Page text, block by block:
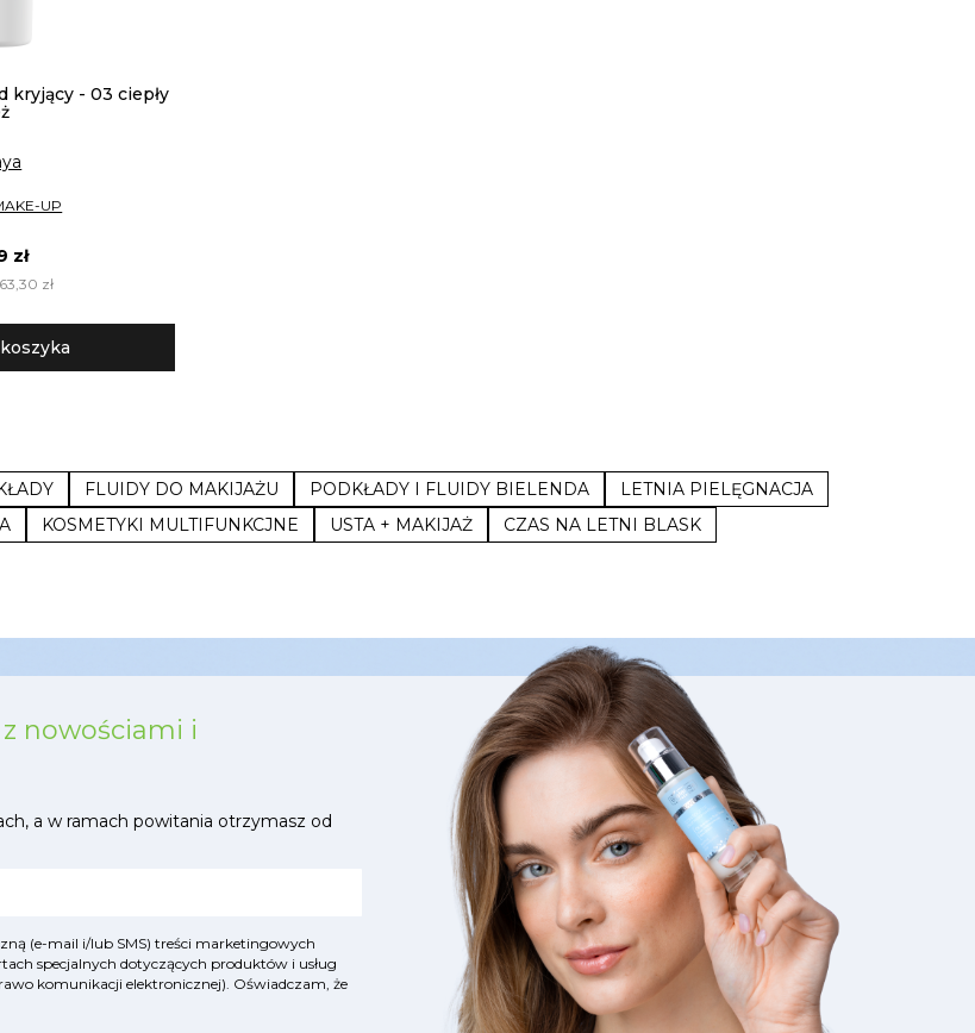
kryjący - 03 ciepły
UP
zł
zł
FLUIDY DO MAKIJAŻU PODKŁADY I FLUIDY BIELENDA
LETNIA PIELĘGNACJA
KOSMETYKI MULTIFUNKCJNE USTA + MAKIJAŻ CZAS NA LETNI BLASK
nowościami i
a w ramach powitania otrzymasz od
(e-mail i/lub SMS) treści marketingowych
specjalnych dotyczących produktów i usług
komunikacji elektronicznej). Oświadczam, że